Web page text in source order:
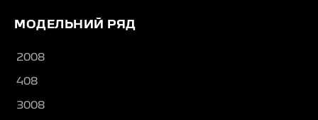
МОДЕЛЬНИЙ РЯД
2008
408
3008